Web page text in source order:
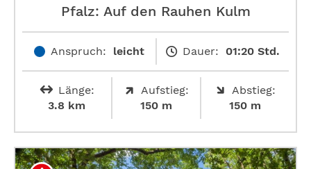
Pfalz: Auf den Rauhen Kulm
Anspruch: leicht Dauer: 01:20 Std.
Länge:
3.8 km
Aufstieg:
150 m
Abstieg:
150 m